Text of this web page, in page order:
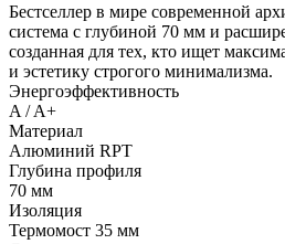
Бестселлер в мире современной
система с глубиной 70 мм и
созданная для тех, кто ищет
и эстетику строгого минимализма.
Энергоэффективность
A / A+
Материал
Алюминий RPT
Глубина профиля
70 мм
Изоляция
Термомост 35 мм